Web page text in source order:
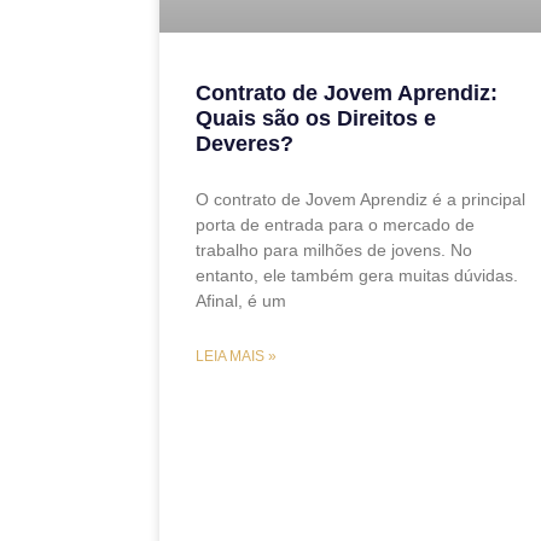
Contrato de Jovem Aprendiz:
Quais são os Direitos e
Deveres?
O contrato de Jovem Aprendiz é a principal
porta de entrada para o mercado de
trabalho para milhões de jovens. No
entanto, ele também gera muitas dúvidas.
Afinal, é um
LEIA MAIS »